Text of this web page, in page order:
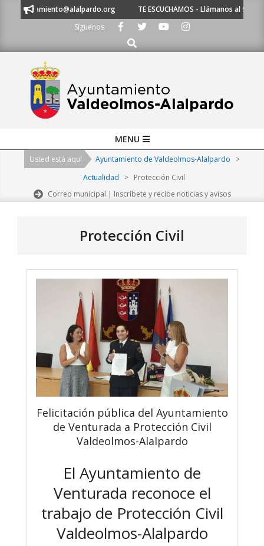
TE ESCUCHAMOS - Llámanos al 91 620 21 53
Síguenos
Buscar
Navigation
MENU
Usted está aquí Ayuntamiento de Valdeolmos-Alalpardo
>
Actualidad
> Protección Civil
Correo municipal | Inscríbete y recibe noticias y avisos
Protección Civil
Felicitación pública del Ayuntamiento
de Venturada a Protección Civil
Valdeolmos-Alalpardo
El Ayuntamiento de
Venturada reconoce el
trabajo de Protección Civil
Valdeolmos-Alalpardo